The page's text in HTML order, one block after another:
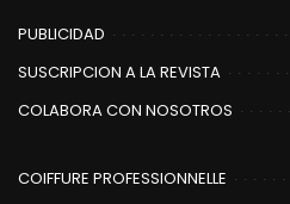
PUBLICIDAD
SUSCRIPCION A LA REVISTA
COLABORA CON NOSOTROS
COIFFURE PROFESSIONNELLE